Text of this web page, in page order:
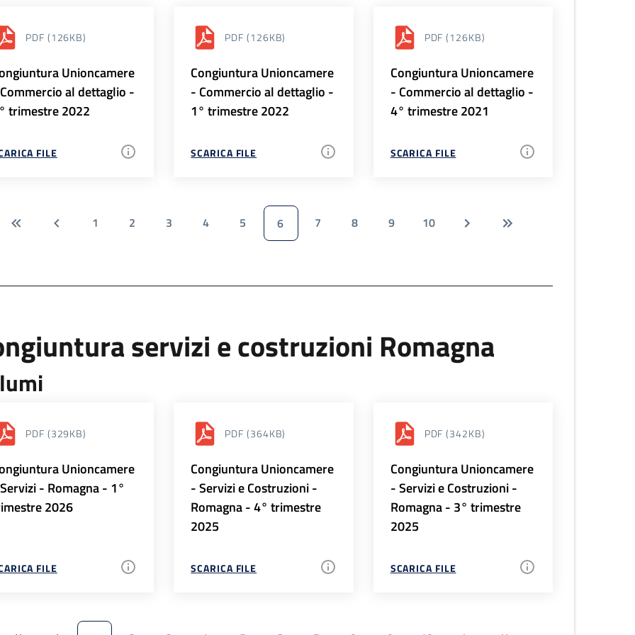
PDF (126KB)
Unioncamere
al dettaglio -
trimestre 2022
FILE
PDF (126KB)
Congiuntura Unioncamere
- Commercio al dettaglio -
1° trimestre 2022
SCARICA FILE
PDF (126KB)
Congiuntura Unioncamere
- Commercio al dettaglio -
4° trimestre 2021
SCARICA FILE
1 2 3 4 5 6 7 8 9 10
servizi e costruzioni Romagna
PDF (329KB)
Unioncamere
- Romagna - 1°
2026
FILE
PDF (364KB)
Congiuntura Unioncamere
- Servizi e Costruzioni -
Romagna - 4° trimestre
2025
SCARICA FILE
PDF (342KB)
Congiuntura Unioncamere
- Servizi e Costruzioni -
Romagna - 3° trimestre
2025
SCARICA FILE